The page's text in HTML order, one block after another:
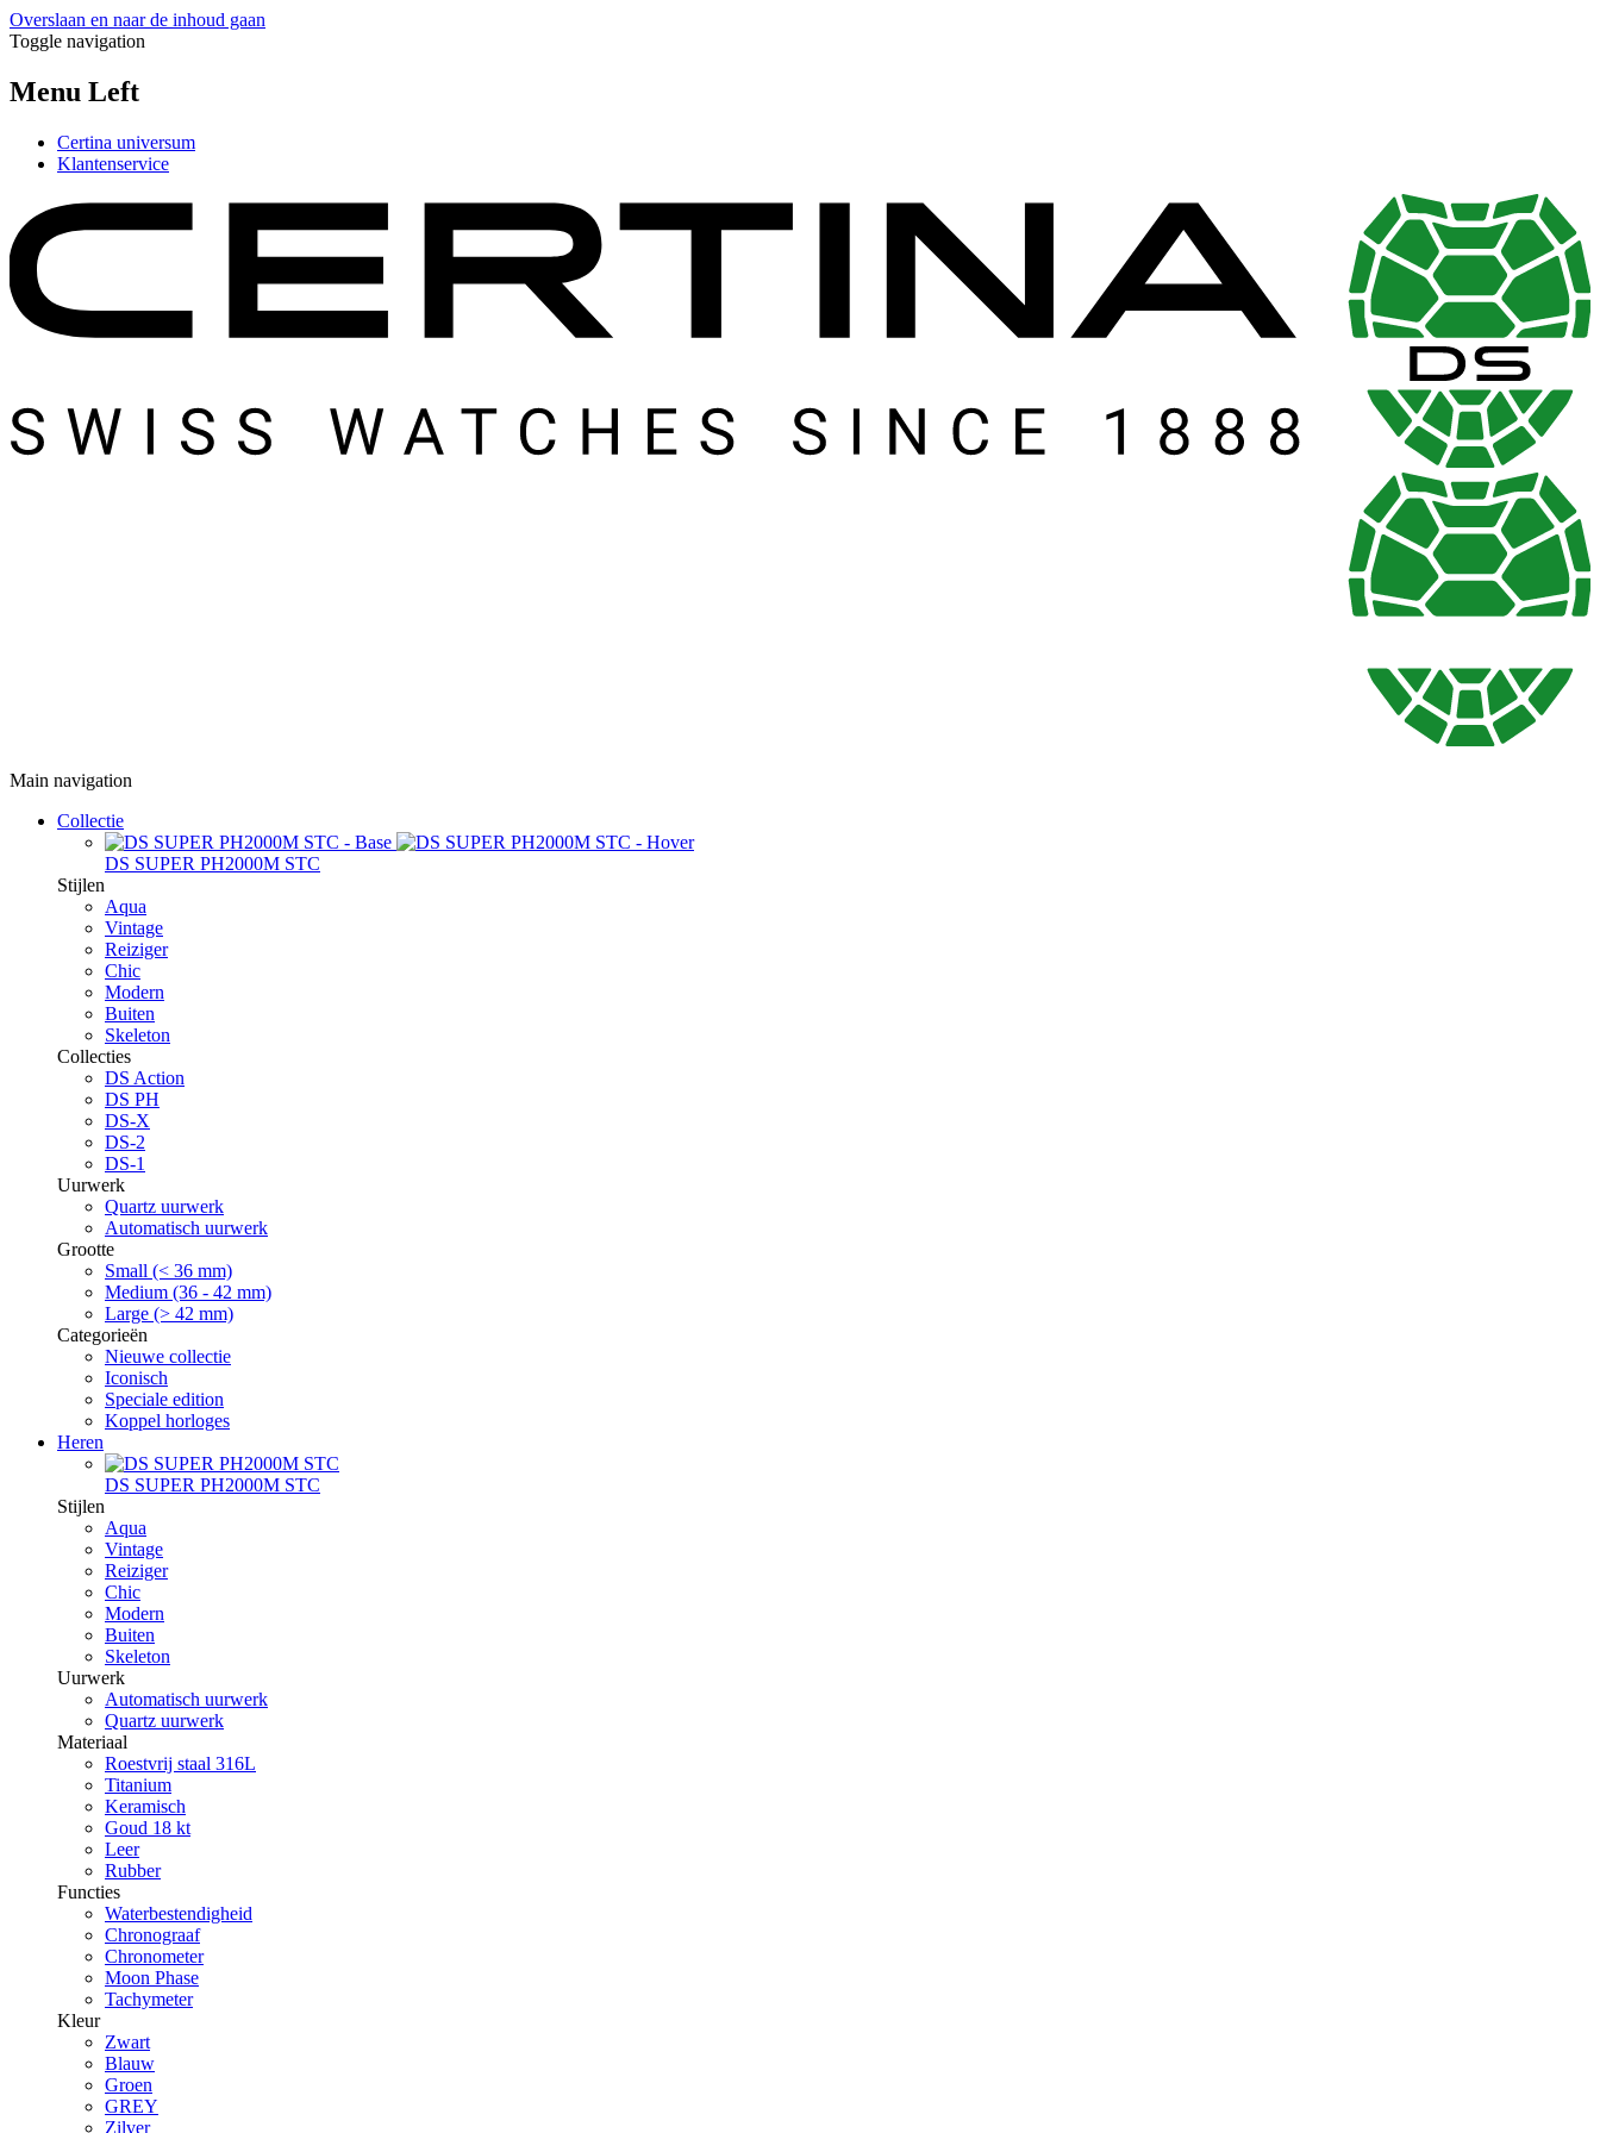
Overslaan en naar de inhoud gaan
Toggle navigation
Menu Left
Certina universum
Klantenservice
Main navigation
Collectie
DS SUPER PH2000M STC
Stijlen
Aqua
Vintage
Reiziger
Chic
Modern
Buiten
Skeleton
Collecties
DS Action
DS PH
DS-X
DS-2
DS-1
Uurwerk
Quartz uurwerk
Automatisch uurwerk
Grootte
Small (< 36 mm)
Medium (36 - 42 mm)
Large (> 42 mm)
Categorieën
Nieuwe collectie
Iconisch
Speciale edition
Koppel horloges
Heren
DS SUPER PH2000M STC
Stijlen
Aqua
Vintage
Reiziger
Chic
Modern
Buiten
Skeleton
Uurwerk
Automatisch uurwerk
Quartz uurwerk
Materiaal
Roestvrij staal 316L
Titanium
Keramisch
Goud 18 kt
Leer
Rubber
Functies
Waterbestendigheid
Chronograaf
Chronometer
Moon Phase
Tachymeter
Kleur
Zwart
Blauw
Groen
GREY
Zilver